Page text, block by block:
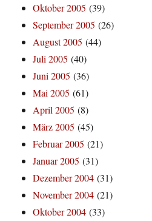
Oktober 2005 (39)
September 2005 (26)
August 2005 (44)
Juli 2005 (40)
Juni 2005 (36)
Mai 2005 (61)
April 2005 (8)
März 2005 (45)
Februar 2005 (21)
Januar 2005 (31)
Dezember 2004 (31)
November 2004 (21)
Oktober 2004 (33)